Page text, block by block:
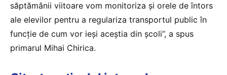
săptămânii viitoare vom monitoriza și orele de întors
ale elevilor pentru a regulariza transportul public în
funcție de cum vor ieși aceștia din școli”, a spus
primarul Mihai Chirica.